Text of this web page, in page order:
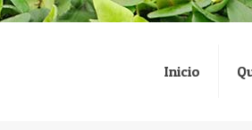
Inicio